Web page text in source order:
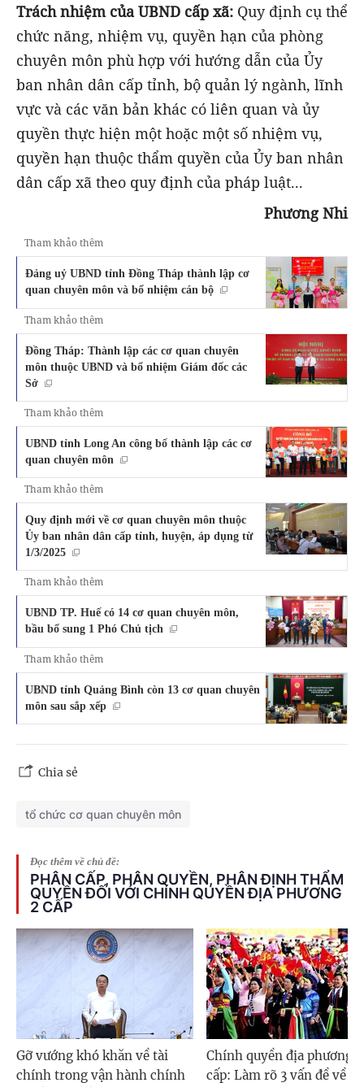
Trách nhiệm của UBND cấp xã: Quy định cụ thể
chức năng, nhiệm vụ, quyền hạn của phòng
chuyên môn phù hợp với hướng dẫn của Ủy
ban nhân dân cấp tỉnh, bộ quản lý ngành, lĩnh
vực và các văn bản khác có liên quan và ủy
quyền thực hiện một hoặc một số nhiệm vụ,
quyền hạn thuộc thẩm quyền của Ủy ban nhân
dân cấp xã theo quy định của pháp luật...
Phương Nhi
Tham khảo thêm
Đảng uỷ UBND tỉnh Đồng Tháp thành lập cơ
quan chuyên môn và bổ nhiệm cán bộ
Tham khảo thêm
Đồng Tháp: Thành lập các cơ quan chuyên
môn thuộc UBND và bổ nhiệm Giám đốc các
Sở
Tham khảo thêm
UBND tỉnh Long An công bố thành lập các cơ
quan chuyên môn
Tham khảo thêm
Quy định mới về cơ quan chuyên môn thuộc
Ủy ban nhân dân cấp tỉnh, huyện, áp dụng từ
1/3/2025
Tham khảo thêm
UBND TP. Huế có 14 cơ quan chuyên môn,
bầu bổ sung 1 Phó Chủ tịch
Tham khảo thêm
UBND tỉnh Quảng Bình còn 13 cơ quan chuyên
môn sau sắp xếp
Chia sẻ
tổ chức cơ quan chuyên môn
Đọc thêm về chủ đề:
PHÂN CẤP, PHÂN QUYỀN, PHÂN ĐỊNH THẨM
QUYỀN ĐỐI VỚI CHÍNH QUYỀN ĐỊA PHƯƠNG
2 CẤP
Gỡ vướng khó khăn về tài
chính trong vận hành chính
Chính quyền địa phương 2
cấp: Làm rõ 3 vấn đề về